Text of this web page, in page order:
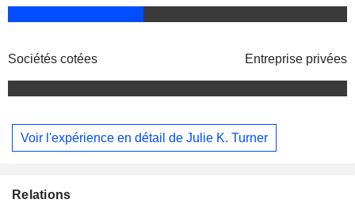
Sociétés cotées Entreprise privées
Voir l'expérience en détail de Julie K. Turner
Relations